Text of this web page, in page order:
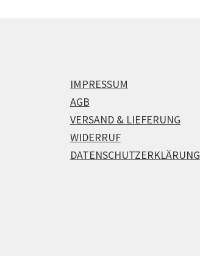
IMPRESSUM
AGB
VERSAND & LIEFERUNG
WIDERRUF
DATENSCHUTZERKLÄRUNG